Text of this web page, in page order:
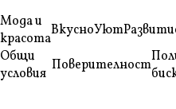
Мода и
красотаВкусноУют
Общи
условия Поверителност